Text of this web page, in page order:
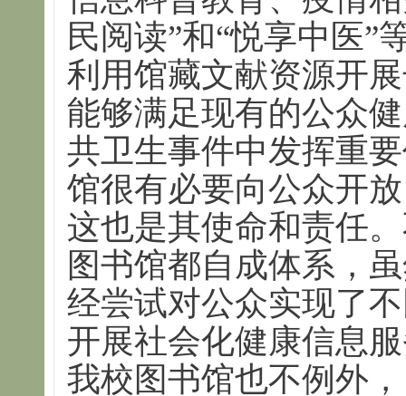
民阅读”和“悦享中医”
利用馆藏文献资源开
能够满足现有的公众
共卫生事件中发挥重
馆很有必要向公众开
这也是其使命和责任
图书馆都自成体系，
经尝试对公众实现了
开展社会化健康信息
我校图书馆也不例外